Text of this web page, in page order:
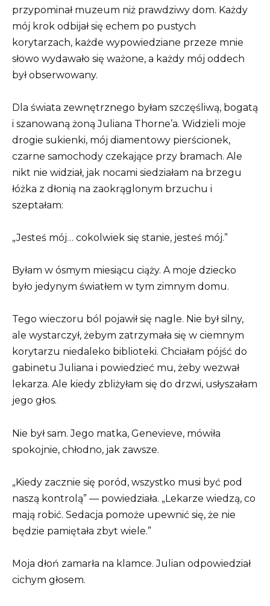
przypominał muzeum niż prawdziwy dom. Każdy
mój krok odbijał się echem po pustych
korytarzach, każde wypowiedziane przeze mnie
słowo wydawało się ważone, a każdy mój oddech
był obserwowany.
Dla świata zewnętrznego byłam szczęśliwą, bogatą
i szanowaną żoną Juliana Thorne’a. Widzieli moje
drogie sukienki, mój diamentowy pierścionek,
czarne samochody czekające przy bramach. Ale
nikt nie widział, jak nocami siedziałam na brzegu
łóżka z dłonią na zaokrąglonym brzuchu i
szeptałam:
„Jesteś mój… cokolwiek się stanie, jesteś mój.”
Byłam w ósmym miesiącu ciąży. A moje dziecko
było jedynym światłem w tym zimnym domu.
Tego wieczoru ból pojawił się nagle. Nie był silny,
ale wystarczył, żebym zatrzymała się w ciemnym
korytarzu niedaleko biblioteki. Chciałam pójść do
gabinetu Juliana i powiedzieć mu, żeby wezwał
lekarza. Ale kiedy zbliżyłam się do drzwi, usłyszałam
jego głos.
Nie był sam. Jego matka, Genevieve, mówiła
spokojnie, chłodno, jak zawsze.
„Kiedy zacznie się poród, wszystko musi być pod
naszą kontrolą” — powiedziała. „Lekarze wiedzą, co
mają robić. Sedacja pomoże upewnić się, że nie
będzie pamiętała zbyt wiele.”
Moja dłoń zamarła na klamce. Julian odpowiedział
cichym głosem.